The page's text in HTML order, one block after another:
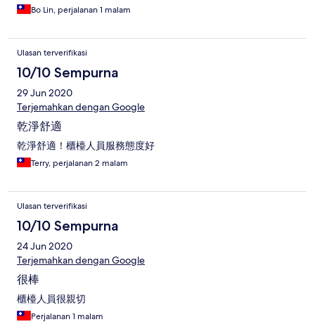
Bo Lin, perjalanan 1 malam
Ulasan terverifikasi
10/10 Sempurna
29 Jun 2020
Terjemahkan dengan Google
乾淨舒適
乾淨舒適！櫃檯人員服務態度好
Terry, perjalanan 2 malam
Ulasan terverifikasi
10/10 Sempurna
24 Jun 2020
Terjemahkan dengan Google
很棒
櫃檯人員很親切
Perjalanan 1 malam